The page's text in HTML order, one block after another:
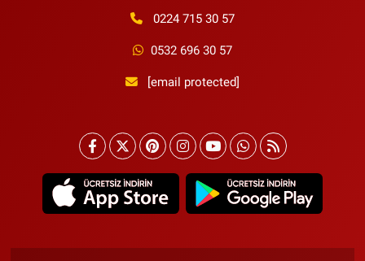
0224 715 30 57
0532 696 30 57
[email protected]